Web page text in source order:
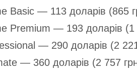
Basic — 113 доларів (865
Premium — 193 доларів (1
— 290 доларів (2
— 360 доларів (2 757